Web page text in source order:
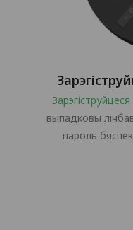
выпадковы
пароль